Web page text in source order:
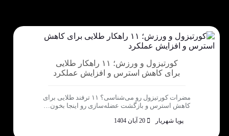
کورتیزول و ورزش؛ ۱۱ راهکار طلایی
برای کاهش استرس و افزایش عملکرد
مضرات کورتیزول رو می‌شناسی؟ ۱۱ ترفند طلایی برای
کاهش استرس و بازگشت عضله‌سازی رو اینجا بخون…
پویا شهریار